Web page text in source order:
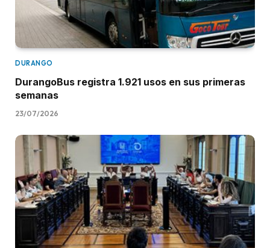
DURANGO
DurangoBus registra 1.921 usos en sus primeras
semanas
23/07/2026